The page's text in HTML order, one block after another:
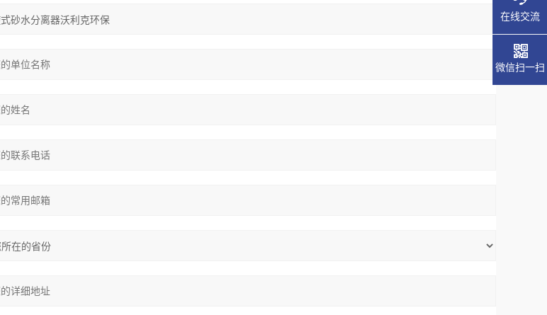
在线交流
微信扫一扫